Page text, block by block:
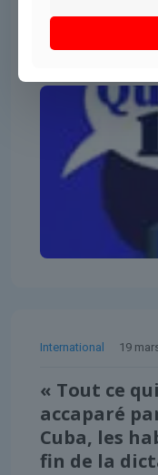
International 19
« Tout ce
accaparé
Cuba, les
fin de la